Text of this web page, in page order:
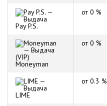
Pay P.S.
от 0 %
Moneyman
от 0 %
LIME
от 0.3 %